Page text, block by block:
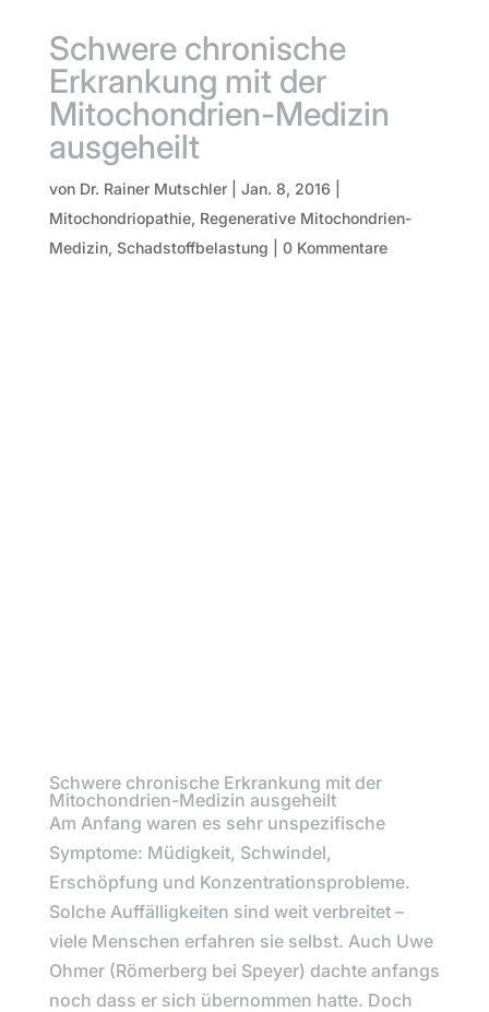
Schwere chronische
Erkrankung mit der
Mitochondrien-Medizin
ausgeheilt
von Dr. Rainer Mutschler| Jan. 8, 2016
Mitochondriopathie, Regenerative Mitochondrien-
Medizin, Schadstoffbelastung 0 Kommentare
Schwere chronische Erkrankung mit der
Mitochondrien-Medizin ausgeheilt
Am Anfang waren es sehr unspezifische
Symptome: Müdigkeit, Schwindel,
Erschöpfung und Konzentrationsprobleme.
Solche Auffälligkeiten sind weit verbreitet –
viele Menschen erfahren sie selbst. Auch Uwe
Ohmer (Römerberg bei Speyer) dachte anfangs
noch dass er sich übernommen hatte. Doch